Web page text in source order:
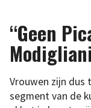
“Geen
Vrouwen zijn dus
segment van de